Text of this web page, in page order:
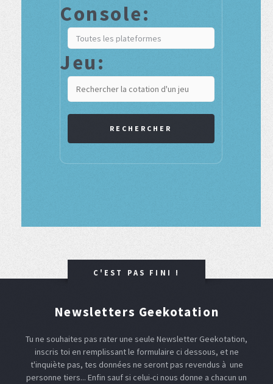
Console:
Jeu:
RECHERCHER
C'EST PAS FINI !
Newsletters Geekotation
Tu ne souhaites pas rater une seule Newsletter Geekotation,
inscris toi en remplissant le formulaire ci dessous, et ne
t'inquiète pas, tes données ne seront pas revendus à une
personne tiers... Enfin sauf si celui-ci nous donne a chacun un